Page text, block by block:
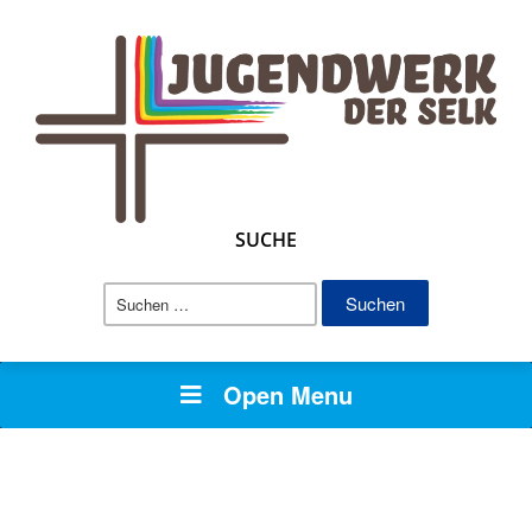
SUCHE
Suchen
Open Menu